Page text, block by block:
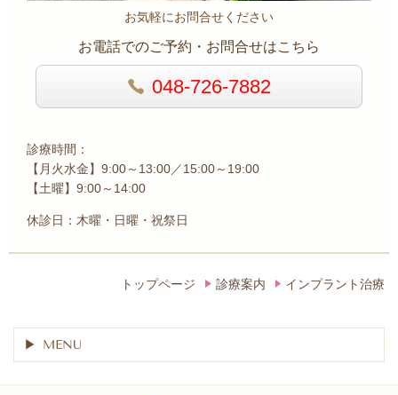
お気軽にお問合せください
お電話でのご予約・お問合せはこちら
048-726-7882
診療時間：
【 月火水金】9:00～13:00／15:00～19:00
【土曜】9:00～14:00
休診日：木曜・日曜・祝祭日
トップページ 診療案内 インプラント治療
MENU